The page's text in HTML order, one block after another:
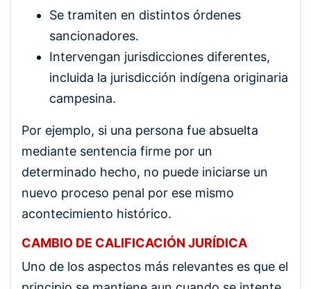
Se tramiten en distintos órdenes
sancionadores.
Intervengan jurisdicciones diferentes,
incluida la jurisdicción indígena originaria
campesina.
Por ejemplo, si una persona fue absuelta
mediante sentencia firme por un
determinado hecho, no puede iniciarse un
nuevo proceso penal por ese mismo
acontecimiento histórico.
CAMBIO DE CALIFICACIÓN JURÍDICA
Uno de los aspectos más relevantes es que el